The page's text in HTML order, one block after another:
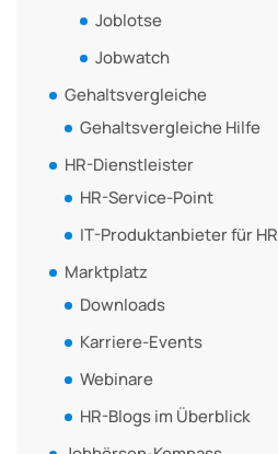
Joblotse
Jobwatch
Gehaltsvergleiche
Gehaltsvergleiche Hilfe
HR-Dienstleister
HR-Service-Point
IT-Produktanbieter für HR
Marktplatz
Downloads
Karriere-Events
Webinare
HR-Blogs im Überblick